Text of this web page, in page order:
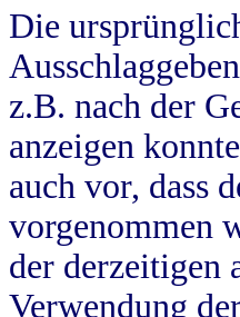
Die
z.B. nach der
anzeigen
auch vor, dass
vorgenommen
der derzeitigen
Verwendung